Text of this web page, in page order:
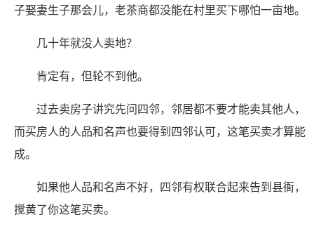
子娶妻生子那会儿，老茶商都没能在村里买下哪怕一亩地。
几十年就没人卖地？
肯定有，但轮不到他。
过去卖房子讲究先问四邻，邻居都不要才能卖其他人，
而买房人的人品和名声也要得到四邻认可，这笔买卖才算能
成。
如果他人品和名声不好，四邻有权联合起来告到县衙，
搅黄了你这笔买卖。